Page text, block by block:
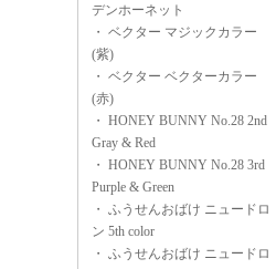
デンホーネット
・ ベクター マジックカラー
(紫)
・ ベクター ベクターカラー
(赤)
・ HONEY BUNNY No.28 2nd
Gray & Red
・ HONEY BUNNY No.28 3rd
Purple & Green
・ ふうせんおばけ ニュードロ
ン 5th color
・ ふうせんおばけ ニュードロ